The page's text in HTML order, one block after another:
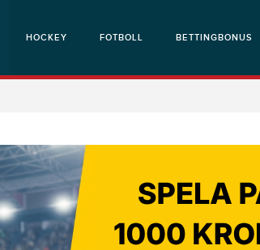
HOCKEY FOTBOLL BETTINGBONUS